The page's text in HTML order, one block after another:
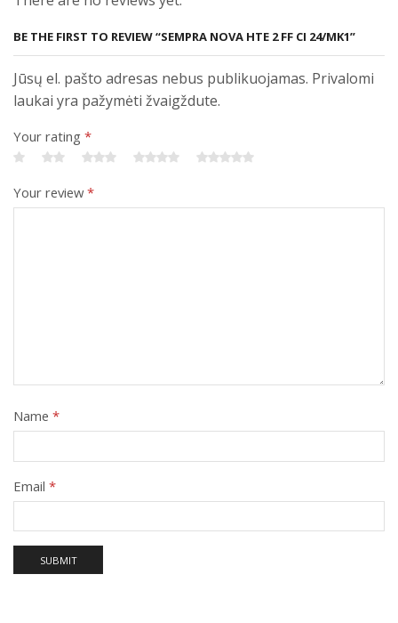
BE THE FIRST TO REVIEW “SEMPRA NOVA HTE 2 FF CI 24/MK1”
Jūsų el. pašto adresas nebus publikuojamas. Privalomi
laukai yra pažymėti žvaigždute.
Your rating *
Your review*
Name *
Email *